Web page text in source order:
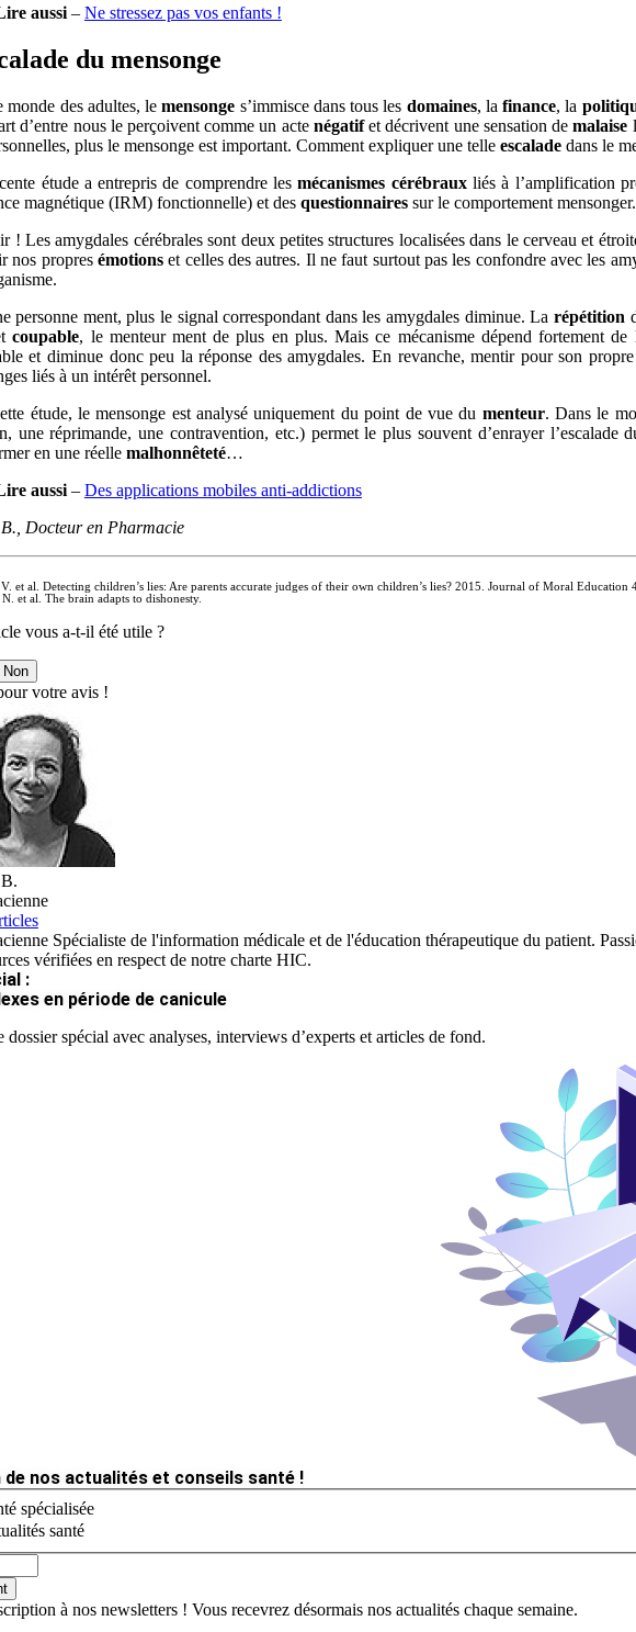
aussi– Ne stressez pas vos enfants !
du mensonge
monde des adultes, lemensonge s’immisce dans tous les domaines, lafinance, la
d’entre nous le perçoivent comme un acte négatifet décrivent une sensation demalaise
plus le mensonge est important. Comment expliquer une telle escaladedans le
étude a entrepris de comprendre lesmécanismes cérébrauxliés à l’amplification
magnétique (IRM) fonctionnelle) et des questionnaires sur le comportement
! Les amygdales cérébrales sont deux petites structures localisées dans le cerveau et
nos propres émotionset celles des autres. Il ne faut surtout pas les confondre avec les
personne ment, plus le signal correspondant dans les amygdales diminue. La répétition
coupable, le menteur ment de plus en plus. Mais ce mécanisme dépend fortement
et diminue donc peu la réponse des amygdales. En revanche, mentir pour son
liés à un intérêt personnel.
étude, le mensonge est analysé uniquement du point de vue du menteur. Dans le
une réprimande, une contravention, etc.) permet le plus souvent d’enrayer
en une réelle malhonnêteté…
aussi– Des applications mobiles anti-addictions
Docteur en Pharmacie
et al. Detecting children’s lies: Are parents accurate judges of their own children’s lies? 2015. Journal of Moral Education
et al. The brain adapts to dishonesty.
vous a-t-il été utile ?
Non
votre avis !
Spécialiste de l'information médicale et de l'éducation thérapeutique du patient.
vérifiées en respect de notre charte HIC.
:
en période de canicule
dossier spécial avec analyses, interviews d’experts et articles de fond.
de nos actualités et conseils santé !
spécialisée
santé
à nos newsletters ! Vous recevrez désormais nos actualités chaque semaine.